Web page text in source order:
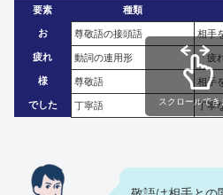
要素 種類
お 尊敬語の接頭語 相手
疲れ 動詞の連用形 「疲
様 尊敬語 相手
でした 丁寧語 丁寧
スクロールでき